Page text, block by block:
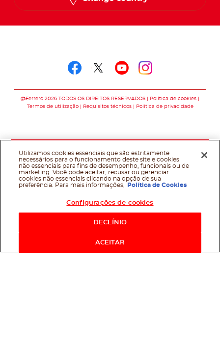
@Ferrero 2026 TODOS OS DIREITOS RESERVADOS
Política de cookies
Termos de utilização
Requisitos técnicos Política de privacidade
Utilizamos cookies essenciais que são estritamente
necessários para o funcionamento deste site e cookies
não essenciais para fins de desempenho, funcionais ou de
marketing. Você pode aceitar, recusar ou gerenciar
cookies não essenciais clicando na opção de sua
preferência. Para mais informações,
Política de Cookies
Configurações de cookies
DECLÍNIO
ACEITAR